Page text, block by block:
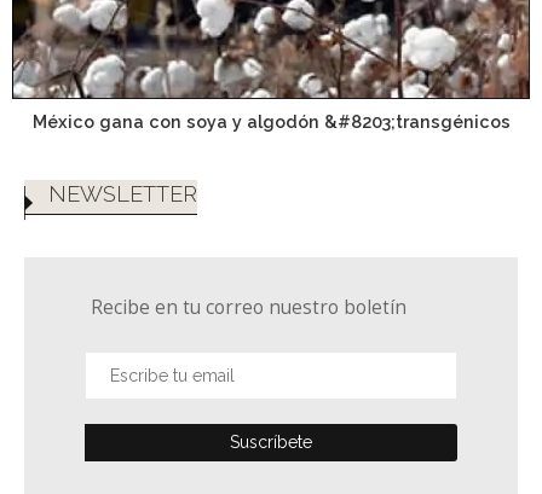
México gana con soya y algodón &#8203;transgénicos
NEWSLETTER
Recibe en tu correo nuestro boletín